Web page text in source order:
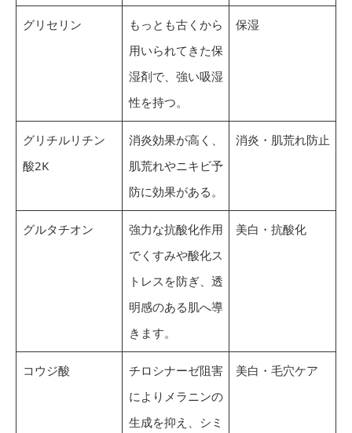
グリセリン
もっとも古くから
用いられてきた保
湿剤で、強い吸湿
性を持つ。
保湿
グリチルリチン
酸2K
消炎効果が高く、
肌荒れやニキビ予
防に効果がある。
消炎・肌荒れ防止
グルタチオン
強力な抗酸化作用
でくすみや酸化ス
トレスを防ぎ、透
明感のある肌へ導
きます。
美白・抗酸化
コウジ酸
チロシナーゼ阻害
によりメラニンの
生成を抑え、シミ
美白・毛穴ケア